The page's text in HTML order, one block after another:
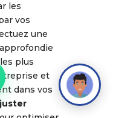
les
vos
une
plus
et
dans vos